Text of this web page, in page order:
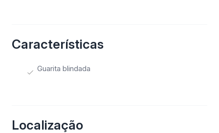
Características
Guarita blindada
Localização